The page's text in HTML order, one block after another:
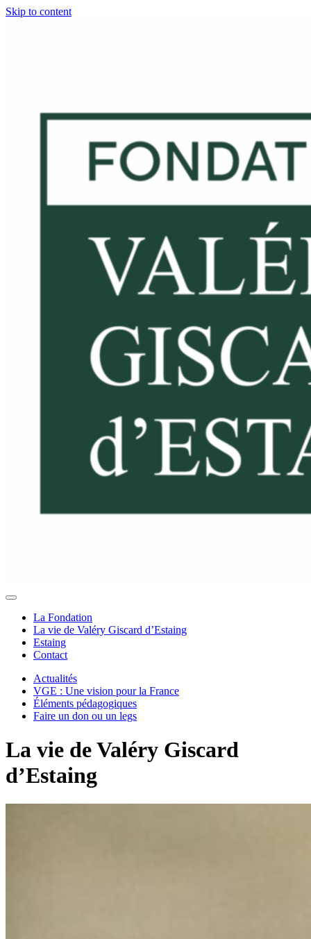
Skip to content
La Fondation
La vie de Valéry Giscard d’Estaing
Estaing
Contact
Actualités
VGE : Une vision pour la France
Éléments pédagogiques
Faire un don ou un legs
La vie de Valéry Giscard
d’Estaing